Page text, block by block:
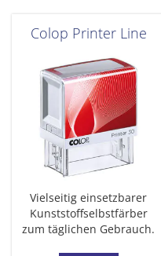
Colop Printer Line
Vielseitig einsetzbarer
Kunststoffselbstfärber
zum täglichen Gebrauch.